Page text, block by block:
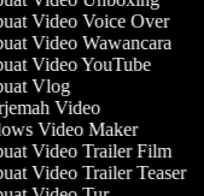
Video Voice Over
Video Wawancara
Video YouTube
Vlog
Video
Video Maker
Video Trailer Film
Video Trailer Teaser